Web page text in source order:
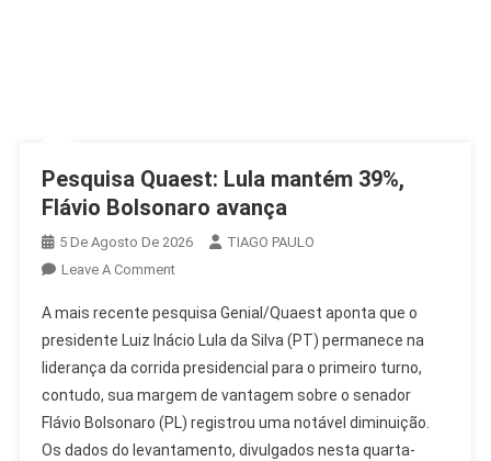
Pesquisa Quaest: Lula mantém 39%,
Flávio Bolsonaro avança
5 De Agosto De 2026
TIAGO PAULO
Leave A CommentOn
Quaest:
Lula
Mantém
39%,
Flávio
Bolsonaro
A mais recente pesquisa Genial/Quaest aponta que o
presidente Luiz Inácio Lula da Silva (PT) permanece na
liderança da corrida presidencial para o primeiro turno,
contudo, sua margem de vantagem sobre o senador
Flávio Bolsonaro (PL) registrou uma notável diminuição.
Os dados do levantamento, divulgados nesta quarta-